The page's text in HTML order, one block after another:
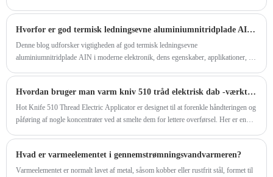
Hvorfor er god termisk ledningsevne aluminiumnitridplade AIN afgørende for avanceret elektronik
Denne blog udforsker vigtigheden af ​​god termisk ledningsevne
aluminiumnitridplade AIN i moderne elektronik, dens egenskaber, applikationer, og
fordele og ofte stillede spørgsmål for at give en omfattende guide til ingeniører,
designere og indkøbsprofessionelle.
Hvordan bruger man varm kniv 510 tråd elektrisk dab -værktøj?
Hot Knife 510 Thread Electric Applicator er designet til at forenkle håndteringen og
påføring af nogle koncentrater ved at smelte dem for lettere overførsel. Her er en
Hvad er varmeelementet i gennemstrømningsvandvarmeren?
Varmeelementet er normalt lavet af metal, såsom kobber eller rustfrit stål, formet til